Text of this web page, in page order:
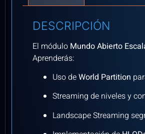
DESCRIPCIÓN
El módulo Mundo Abierto
Aprenderás:
Uso deWorld Partition
Streaming de niveles y
Landscape Streaming